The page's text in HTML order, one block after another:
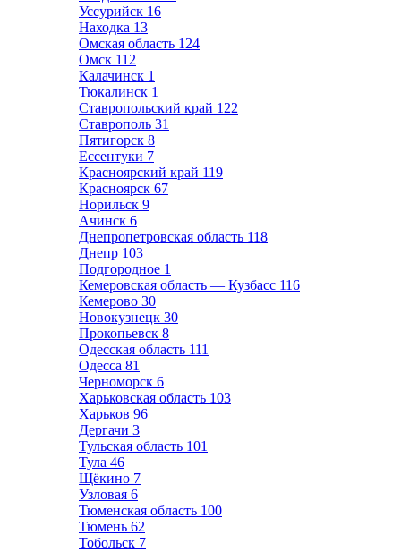
Уссурийск 16
Находка 13
Омская область 124
Омск 112
Калачинск 1
Тюкалинск 1
Ставропольский край 122
Ставрополь 31
Пятигорск 8
Ессентуки 7
Красноярский край 119
Красноярск 67
Норильск 9
Ачинск 6
Днепропетровская область 118
Днепр 103
Подгородное 1
Кемеровская область — Кузбасс 116
Кемерово 30
Новокузнецк 30
Прокопьевск 8
Одесская область 111
Одесса 81
Черноморск 6
Харьковская область 103
Харьков 96
Дергачи 3
Тульская область 101
Тула 46
Щёкино 7
Узловая 6
Тюменская область 100
Тюмень 62
Тобольск 7